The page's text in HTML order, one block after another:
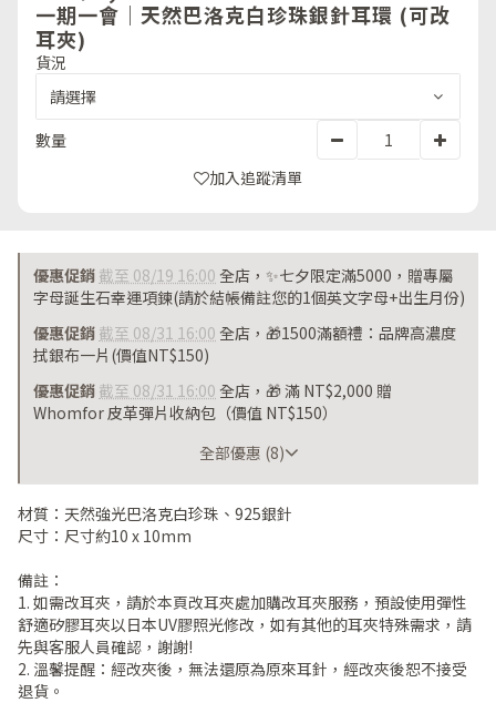
一期一會｜天然巴洛克白珍珠銀針耳環 (可改
耳夾)
貨況
數量
加入追蹤清單
優惠促銷 截至 08/19 16:00 全店，✨七夕限定滿5000，贈專屬
字母誕生石幸運項鍊(請於結帳備註您的1個英文字母+出生月份)
優惠促銷 截至 08/31 16:00 全店，🎁1500滿額禮：品牌高濃度
拭銀布一片(價值NT$150)
優惠促銷 截至 08/31 16:00 全店，🎁 滿 NT$2,000 贈
Whomfor 皮革彈片收納包（價值 NT$150）
全部優惠 (8)
材質：天然強光巴洛克白珍珠、925銀針
尺寸：尺寸約10 x 10mm
備註：
1. 如需改耳夾，請於本頁改耳夾處加購改耳夾服務，預設使用彈性
舒適矽膠耳夾以日本UV膠照光修改，如有其他的耳夾特殊需求，請
先與客服人員確認，謝謝!
2. 溫馨提醒：經改夾後，無法還原為原來耳針，經改夾後恕不接受
退貨。